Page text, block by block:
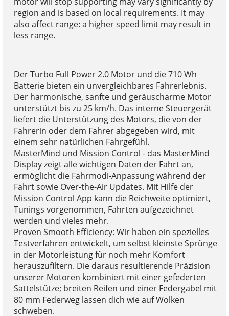
region and is based on local requirements. It may
also affect range: a higher speed limit may result in
less range.
Der Turbo Full Power 2.0 Motor und die 710 Wh
Batterie bieten ein unvergleichbares Fahrerlebnis.
Der harmonische, sanfte und geräuscharme Motor
unterstützt bis zu 25 km/h. Das interne Steuergerät
liefert die Unterstützung des Motors, die von der
Fahrerin oder dem Fahrer abgegeben wird, mit
einem sehr natürlichen Fahrgefühl.
MasterMind und Mission Control - das MasterMind
Display zeigt alle wichtigen Daten der Fahrt an,
ermöglicht die Fahrmodi-Anpassung während der
Fahrt sowie Over-the-Air Updates. Mit Hilfe der
Mission Control App kann die Reichweite optimiert,
Tunings vorgenommen, Fahrten aufgezeichnet
werden und vieles mehr.
Proven Smooth Efficiency: Wir haben ein spezielles
Testverfahren entwickelt, um selbst kleinste Sprünge
in der Motorleistung für noch mehr Komfort
herauszufiltern. Die daraus resultierende Präzision
unserer Motoren kombiniert mit einer gefederten
Sattelstütze; breiten Reifen und einer Federgabel mit
80 mm Federweg lassen dich wie auf Wolken
schweben.